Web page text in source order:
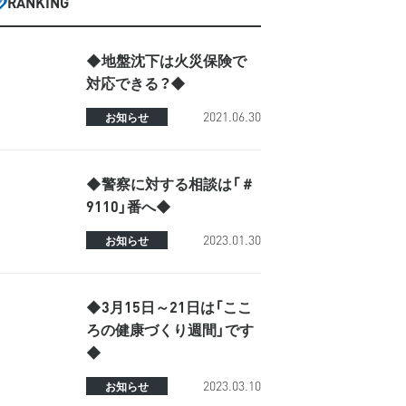
◆地盤沈下は火災保険で
対応できる？◆
お知らせ 2021.06.30
◆警察に対する相談は「＃
9110」番へ◆
お知らせ 2023.01.30
◆3月15日～21日は「ここ
ろの健康づくり週間」です
◆
お知らせ 2023.03.10